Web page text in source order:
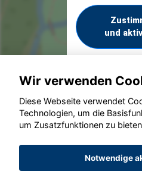
und
© konjunkturmotor.de
Wir verwenden
Diese Webseite verwendet
Technologien, um die
um Zusatzfunktionen zu
Notwendige